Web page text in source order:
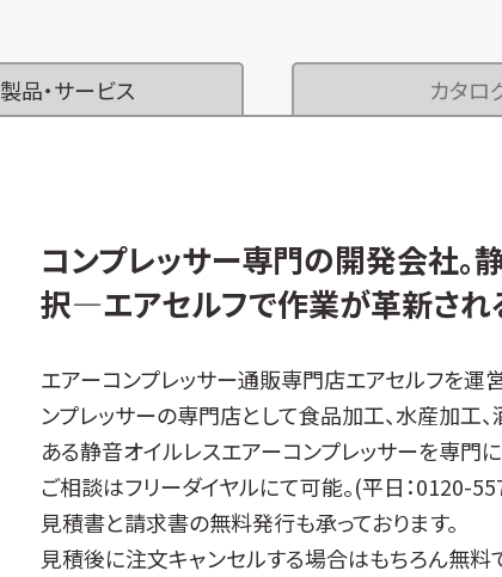
製品・サービス カタロ
コンプレッサー専門の開発会社。
択―エアセルフで作業が革新され
エアーコンプレッサー通販専門店エアセルフを運
ンプレッサーの専門店として食品加工、水産加工
ある静音オイルレスエアーコンプレッサーを専門
ご相談はフリーダイヤルにて可能。(平日：0120-
見積書と請求書の無料発行も承っております。
見積後に注文キャンセルする場合はもちろん無料